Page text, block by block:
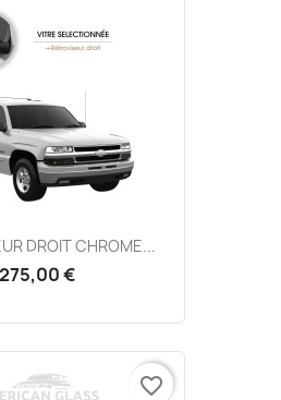
DROIT CHROME...
275,00 €
favorite_border